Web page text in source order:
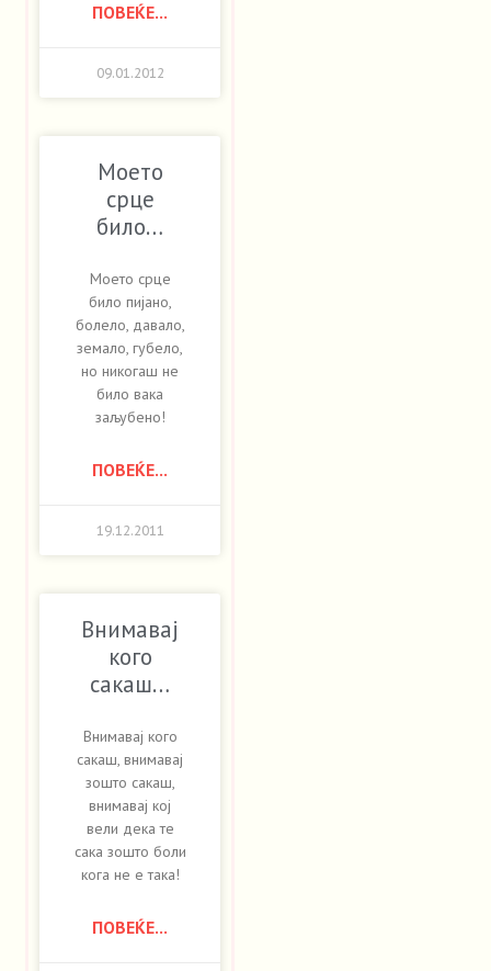
ПОВЕЌЕ...
09.01.2012
Моето
срце
било…
Моето срце
било пијано,
болело, давало,
земало, губело,
но никогаш не
било вака
заљубено!
ПОВЕЌЕ...
19.12.2011
Внимавај
кого
сакаш…
Внимавај кого
сакаш, внимавај
зошто сакаш,
внимавај кој
вели дека те
сака зошто боли
кога не е така!
ПОВЕЌЕ...